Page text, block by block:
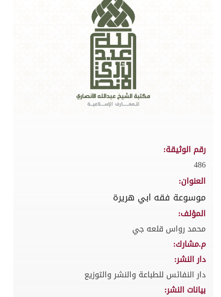
رقم الوثيقة:
486
العنوان:
موسوعة فقه ابي هريرة
المؤلف:
محمد رواس قلعه جي
م.مشارك:
دار النشر:
دار النفائس للطباعة والنشر والتوزيع
بيانات النشر: